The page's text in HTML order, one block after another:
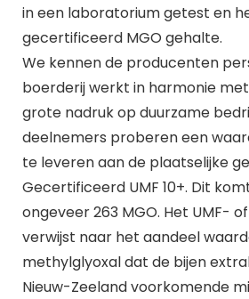
in een laboratorium getest en
gecertificeerd MGO gehalte.
We kennen de producenten
boerderij werkt in harmonie
grote nadruk op duurzame
deelnemers proberen een
te leveren aan de plaatselijke
Gecertificeerd UMF 10+. Dit
ongeveer 263 MGO. Het UMF-
verwijst naar het aandeel
methylglyoxal dat de bijen
Nieuw-Zeeland voorkomende